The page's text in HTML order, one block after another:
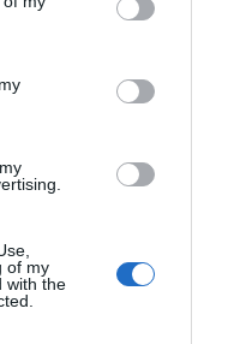
of my
with the
el himno antes de un
los himnos no es
En el
“No lo canto a
Cada uno lo vive
para sentirlo”,